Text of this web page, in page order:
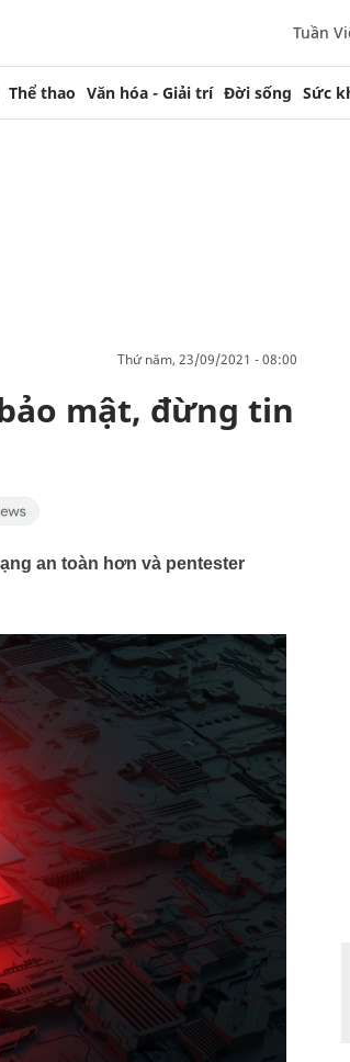
Tuần
Thể thao Văn hóa - Giải trí Đời sống Sức
thứ năm, 23/09/2021 - 08:00
mật, đừng tin
an toàn hơn và pentester